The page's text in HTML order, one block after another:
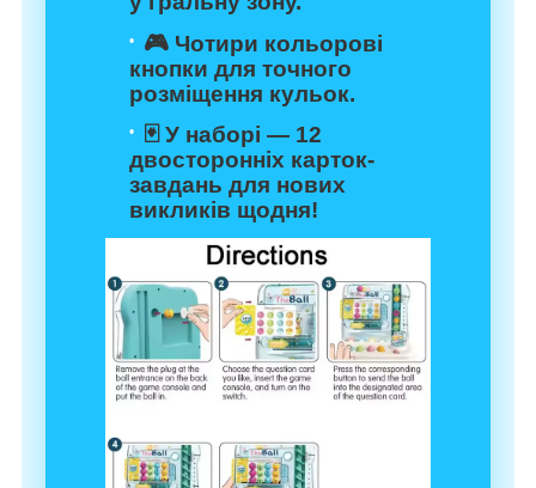
🎮 Чотири кольорові
кнопки для точного
розміщення кульок.
🃏 У наборі — 12
двосторонніх карток-
завдань для нових
викликів щодня!